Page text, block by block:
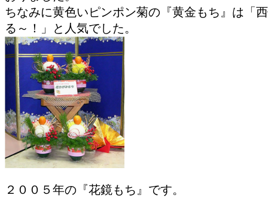
ちなみに黄色いピンポン菊の『黄金もち』は「
る～！」と人気でした。
２００５年の『花鏡もち』です。